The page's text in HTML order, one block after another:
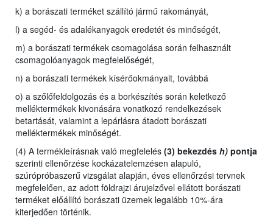
k) a borászati terméket szállító jármű rakományát,
l) a segéd- és adalékanyagok eredetét és minőségét,
m) a borászati termékek csomagolása során felhasznált
csomagolóanyagok megfelelőségét,
n) a borászati termékek kísérőokmányait, továbbá
o) a szőlőfeldolgozás és a borkészítés során keletkező
melléktermékek kivonására vonatkozó rendelkezések
betartását, valamint a lepárlásra átadott borászati
melléktermékek minőségét.
(4) A termékleírásnak való megfelelés (3) bekezdés h) pontja
szerinti ellenőrzése kockázatelemzésen alapuló,
szúrópróbaszerű vizsgálat alapján, éves ellenőrzési tervnek
megfelelően, az adott földrajzi árujelzővel ellátott borászati
terméket előállító borászati üzemek legalább 10%-ára
kiterjedően történik.